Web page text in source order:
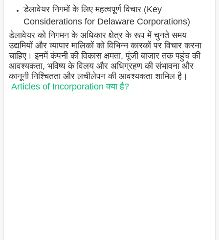
डेलावेयर निगमों के लिए महत्वपूर्ण विचार (Key
Considerations for Delaware Corporations)
डेलावेयर को निगमन के अधिकार क्षेत्र के रूप में चुनते समय
उद्यमियों और व्यापार मालिकों को विभिन्न कारकों पर विचार करना
चाहिए। इनमें कंपनी की विकास क्षमता, पूंजी बाजार तक पहुंच की
आवश्यकता, भविष्य के विलय और अधिग्रहण की संभावना और
कानूनी निश्चितता और लचीलेपन की आवश्यकता शामिल है।
Articles of Incorporation क्या है?